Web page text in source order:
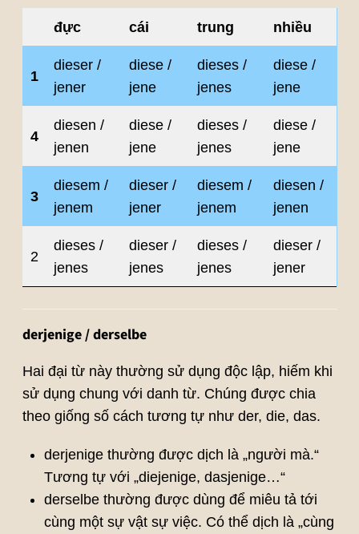
đực cái trung nhiều
1
dieser /
jener
diese /
jene
dieses /
jenes
diese /
jene
4
diesen /
jenen
diese /
jene
dieses /
jenes
diese /
jene
3
diesem /
jenem
dieser /
jener
diesem /
jenem
diesen /
jenen
2
dieses /
jenes
dieser /
jenes
dieses /
jenes
dieser /
jener
derjenige / derselbe
Hai đại từ này thường sử dụng độc lập, hiếm khi
sử dụng chung với danh từ. Chúng được chia
theo giống số cách tương tự như der, die, das.
derjenige thường được dịch là „người mà.“
Tương tự với „diejenige, dasjenige…“
derselbe thường được dùng để miêu tả tới
cùng một sự vật sự việc. Có thể dịch là „cùng